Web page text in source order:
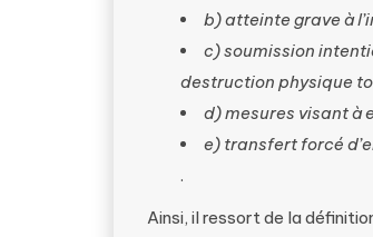
b) atteinte grave à
c) soumission
destruction physique
d) mesures visant à
e) transfert forcé
.
Ainsi, il ressort de la